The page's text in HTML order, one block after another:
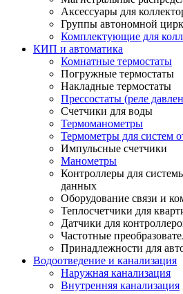
Аксессуары для
Группы автономной
Комплектующие для
КИП и автоматика
Комнатные термостаты
Погружные термостаты
Накладные термостаты
Прессостаты (реле
Счетчики для воды
Термоманометры
Термометры для систем
Импульсные счетчики
Манометры
Контроллеры для
данных
Оборудование связи и
Теплосчетчики для
Датчики для
Частотные
Принадлежности для
Водоотведение и канализация
Наружная канализация
Внутренняя канализация